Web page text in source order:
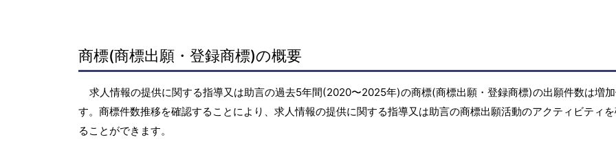
商標(商標出願・登録商標)の概要
求人情報の提供に関する指導又は助言の過去5年間(2020〜2025年)の商標(商標出願・登録商標)の出願件数は増
す。商標件数推移を確認することにより、求人情報の提供に関する指導又は助言の商標出願活動のアクティビティ
ることができます。